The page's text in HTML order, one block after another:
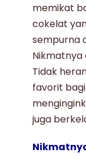
memikat
cokelat
sempurna
Nikmatnya
Tidak
favorit
juga